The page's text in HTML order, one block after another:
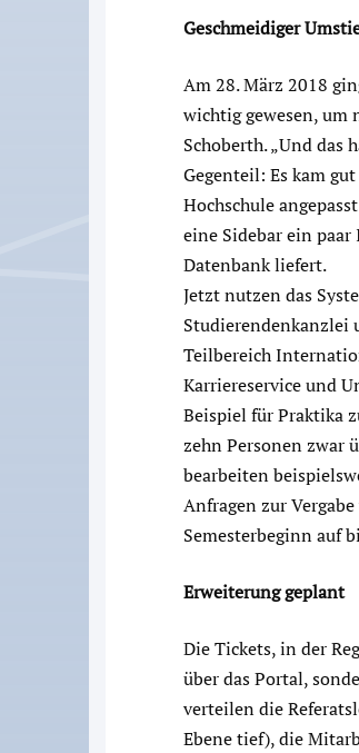
Geschmeidiger
Am 28. März 2018
wichtig gewesen, um
Schoberth. „Und das
Gegenteil: Es kam
Hochschule
eine Sidebar ein
Datenbank liefert.
Jetzt nutzen das
Studierendenkanzlei
Teilbereich
Karriereservice und
Beispiel für Praktika
zehn Personen zwar
bearbeiten
Anfragen zur
Semesterbeginn auf
Erweiterung geplant
Die Tickets, in der
über das Portal,
verteilen die
Ebene tief), die